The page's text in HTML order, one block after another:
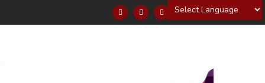
Powered by